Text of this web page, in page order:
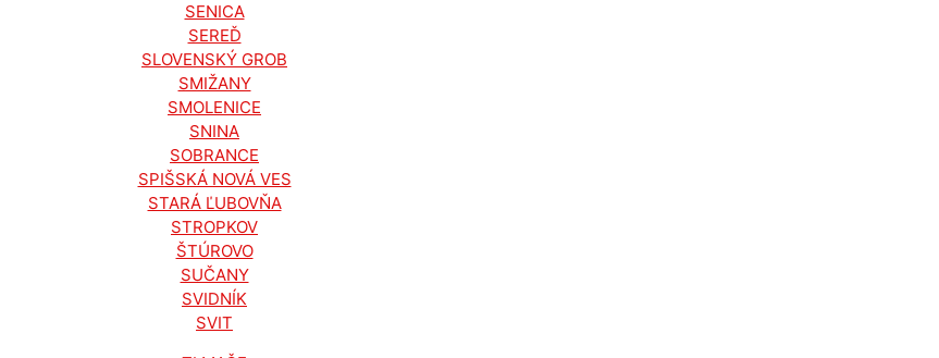
SENICA
SEREĎ
SLOVENSKÝ GROB
SMIŽANY
SMOLENICE
SNINA
SOBRANCE
SPIŠSKÁ NOVÁ VES
STARÁ ĽUBOVŇA
STROPKOV
ŠTÚROVO
SUČANY
SVIDNÍK
SVIT